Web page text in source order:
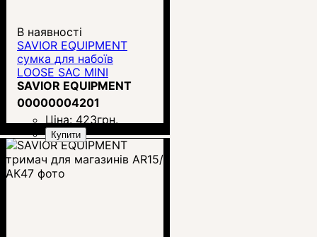
В наявності
SAVIOR EQUIPMENT
сумка для набоїв
LOOSE SAC MINI
SAVIOR EQUIPMENT
00000004201
Ціна: 423грн.
Купити